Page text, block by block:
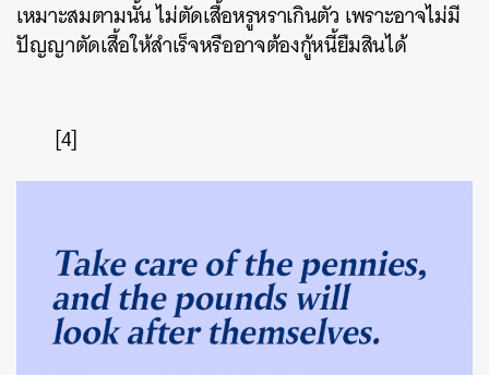
เหมาะสมตามนั้นไม่ตัดเสื้อหรูหราเกินตัว เพราะอาจไม่มี
ปัญญาตัดเสื้อให้สำเร็จหรืออาจต้องกู้หนี้ยืมสินได้
[4]